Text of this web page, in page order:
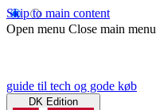
Skip to main content
Open menu Close main menu
guide til tech og gode køb
DK Edition